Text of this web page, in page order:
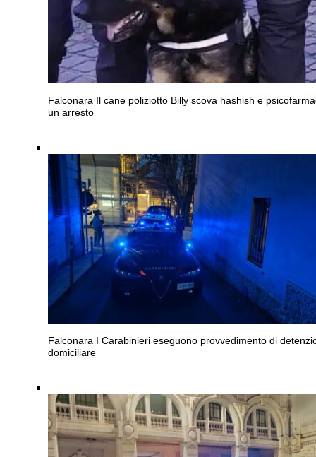
Falconara
Il cane poliziotto Billy scova hashish e
un arresto
Falconara
I Carabinieri eseguono provvedimento di
domiciliare